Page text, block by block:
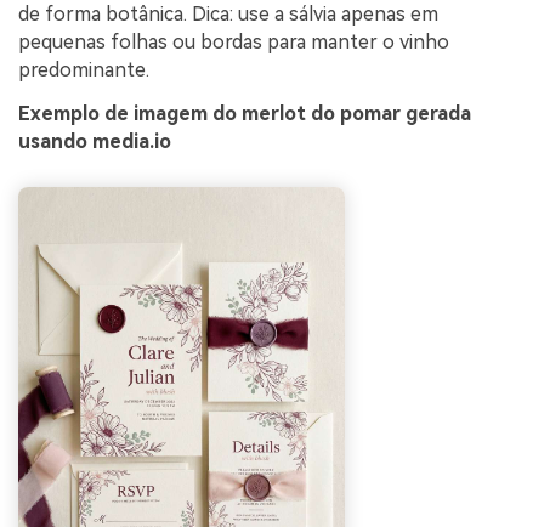
de forma botânica. Dica: use a sálvia apenas em
pequenas folhas ou bordas para manter o vinho
predominante.
Exemplo de imagem do merlot do pomar gerada
usando media.io